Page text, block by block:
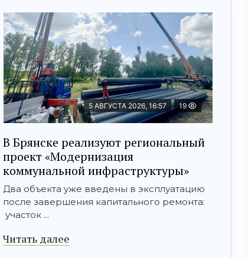
5 АВГУСТА 2026, 16:57 19
В Брянске реализуют региональный
проект «Модернизация
коммунальной инфраструктуры»
Два объекта уже введены в эксплуатацию
после завершения капитального ремонта:
участок ...
Читать далее